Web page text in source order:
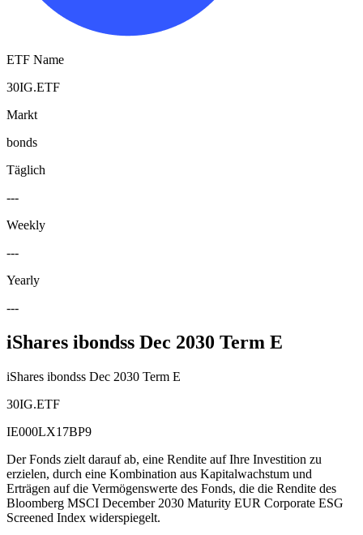
ETF Name
30IG.ETF
Markt
bonds
Täglich
---
Weekly
---
Yearly
---
iShares ibondss Dec 2030 Term E
iShares ibondss Dec 2030 Term E
30IG.ETF
IE000LX17BP9
Der Fonds zielt darauf ab, eine Rendite auf Ihre Investition zu
erzielen, durch eine Kombination aus Kapitalwachstum und
Erträgen auf die Vermögenswerte des Fonds, die die Rendite des
Bloomberg MSCI December 2030 Maturity EUR Corporate ESG
Screened Index widerspiegelt.